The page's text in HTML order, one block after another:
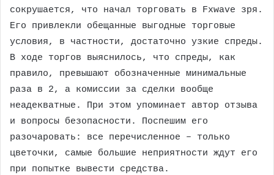
сокрушается, что начал торговать в Fxwave зря.
Его привлекли обещанные выгодные торговые
условия, в частности, достаточно узкие спреды.
В ходе торгов выяснилось, что спреды, как
правило, превышают обозначенные минимальные
раза в 2, а комиссии за сделки вообще
неадекватные. При этом упоминает автор отзыва
и вопросы безопасности. Поспешим его
разочаровать: все перечисленное – только
цветочки, самые большие неприятности ждут его
при попытке вывести средства.